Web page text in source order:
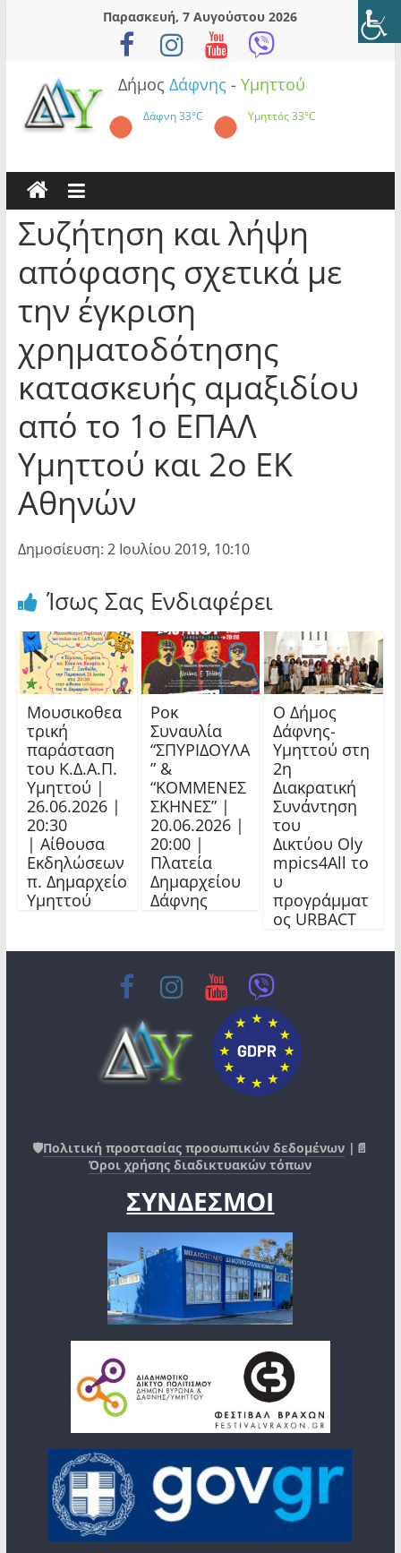
Παρασκευή, 7 Αυγούστου 2026
Δήμος Δάφνης - Υμηττού
Δάφνη33°C Υμηττός33°C
Συζήτηση και λήψη
απόφασης σχετικά με
την έγκριση
χρηματοδότησης
κατασκευής αμαξιδίου
από το 1ο ΕΠΑΛ
Υμηττού και 2ο ΕΚ
Αθηνών
Δημοσίευση: 2 Ιουλίου 2019, 10:10
Ίσως Σας Ενδιαφέρει
Μουσικοθεα
τρική
παράσταση
του Κ.Δ.Α.Π.
Υμηττού |
26.06.2026 |
20:30
| Αίθουσα
Εκδηλώσεων
π. Δημαρχείο
Υμηττού
Ροκ
Συναυλία
“ΣΠΥΡΙΔΟΥΛΑ
” &
“ΚΟΜΜΕΝΕΣ
ΣΚΗΝΕΣ” |
20.06.2026 |
20:00 |
Πλατεία
Δημαρχείου
Δάφνης
Ο Δήμος
Δάφνης-
Υμηττού στη
2η
Διακρατική
Συνάντηση
του
Δικτύου Oly
mpics4All το
υ
προγράμματ
ος URBACT
🛡️Πολιτική προστασίας προσωπικών δεδομένων |📄
Όροι χρήσης διαδικτυακών τόπων
ΣΥΝΔΕΣΜΟΙ